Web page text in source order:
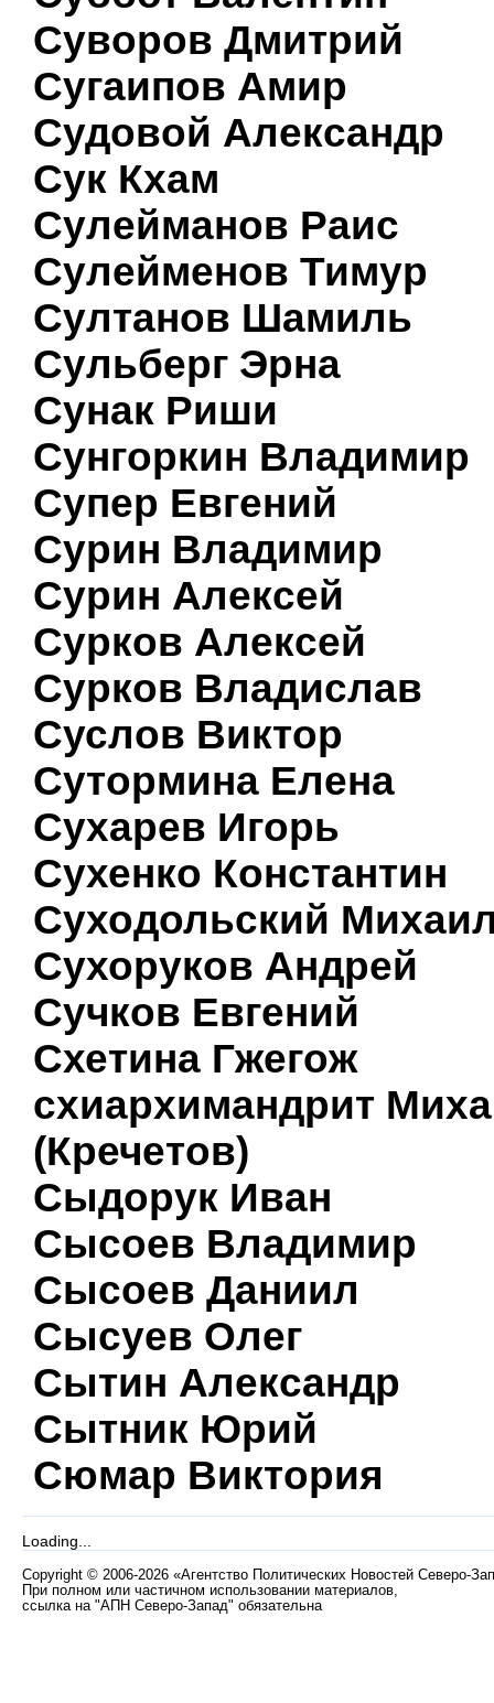
Суворов Дмитрий
Сугаипов Амир
Судовой Александр
Сук Кхам
Сулейманов Раис
Сулейменов Тимур
Султанов Шамиль
Сульберг Эрна
Сунак Риши
Сунгоркин Владимир
Супер Евгений
Сурин Владимир
Сурин Алексей
Сурков Алексей
Сурков Владислав
Суслов Виктор
Сутормина Елена
Сухарев Игорь
Сухенко Константин
Суходольский
Сухоруков Андрей
Сучков Евгений
Схетина Гжегож
схиархимандрит
(Кречетов)
Сыдорук Иван
Сысоев Владимир
Сысоев Даниил
Сысуев Олег
Сытин Александр
Сытник Юрий
Сюмар Виктория
Loading...
Copyright © 2006-2026 «Агентство Политических Новостей Северо-
При полном или частичном использовании материалов,
ссылка на "АПН Северо-Запад" обязательна